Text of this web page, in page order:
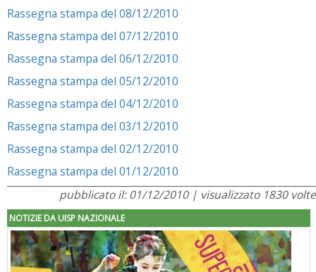
Rassegna stampa del 08/12/2010
Rassegna stampa del 07/12/2010
Rassegna stampa del 06/12/2010
Rassegna stampa del 05/12/2010
Rassegna stampa del 04/12/2010
Rassegna stampa del 03/12/2010
Rassegna stampa del 02/12/2010
Rassegna stampa del 01/12/2010
pubblicato il: 01/12/2010 | visualizzato 1830 volte
NOTIZIE DA UISP NAZIONALE